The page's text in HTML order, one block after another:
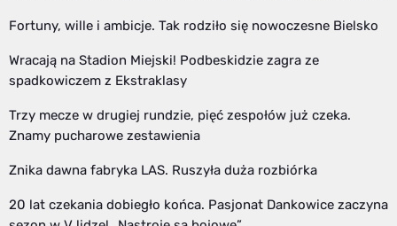
Fortuny, wille i ambicje. Tak rodziło się nowoczesne Bielsko
Wracają na Stadion Miejski! Podbeskidzie zagra ze
spadkowiczem z Ekstraklasy
Trzy mecze w drugiej rundzie, pięć zespołów już czeka.
Znamy pucharowe zestawienia
Znika dawna fabryka LAS. Ruszyła duża rozbiórka
20 lat czekania dobiegło końca. Pasjonat Dankowice zaczyna